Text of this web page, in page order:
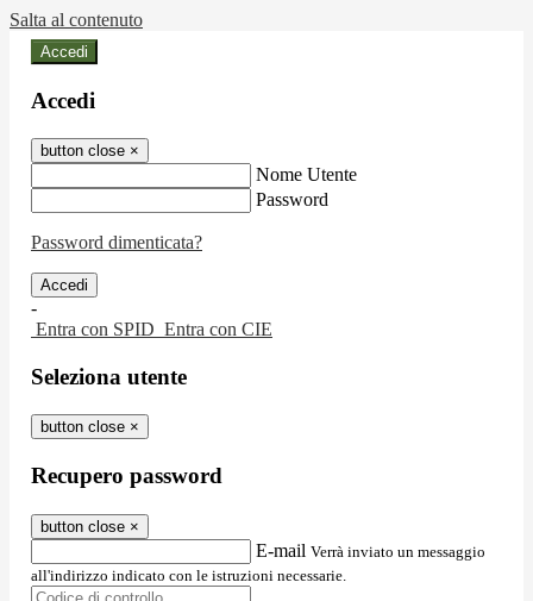
Salta al contenuto
Accedi
Accedi
button close ×
Nome Utente
Password
Password dimenticata?
-
Entra con SPID Entra con CIE
Seleziona utente
button close ×
Recupero password
button close ×
E-mail Verrà inviato un messaggio
all'indirizzo indicato con le istruzioni necessarie.